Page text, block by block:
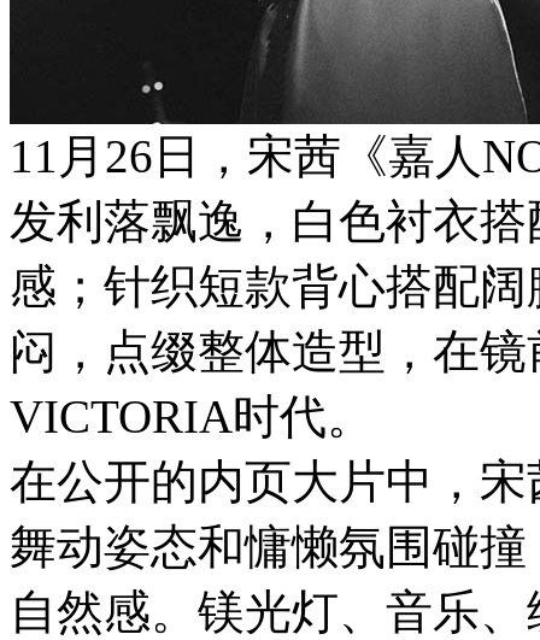
11月26日，宋茜《嘉人
发利落飘逸，白色衬衣
感；针织短款背心搭配
闷，点缀整体造型，在
VICTORIA时代。
在公开的内页大片中，
舞动姿态和慵懒氛围碰
自然感。镁光灯、音乐